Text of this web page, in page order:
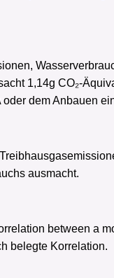
1,14g CO₂-
dem Anbauen
ausmacht.
between a
belegte Korrelation.